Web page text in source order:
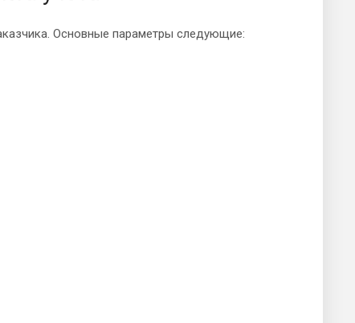
Основные параметры следующие: